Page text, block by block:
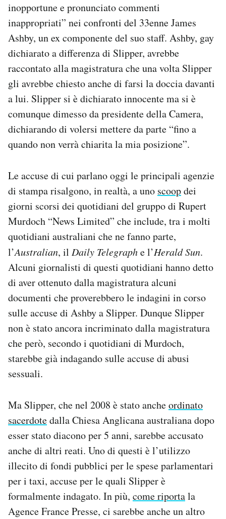
Area Personale
Newsletter
Notifiche mobile
Regala il Post
Hai bisogno di aiuto?
inopportune e pronunciato commenti
inappropriati” nei confronti del 33enne James
Ashby, un ex componente del suo staff. Ashby, gay
dichiarato a differenza di Slipper, avrebbe
raccontato alla magistratura che una volta Slipper
gli avrebbe chiesto anche di farsi la doccia davanti
a lui. Slipper si è dichiarato innocente ma si è
comunque dimesso da presidente della Camera,
dichiarando di volersi mettere da parte “fino a
quando non verrà chiarita la mia posizione”.
Le accuse di cui parlano oggi le principali agenzie
di stampa risalgono, in realtà, a uno scoopdei
giorni scorsi dei quotidiani del gruppo di Rupert
Murdoch “News Limited” che include, tra i molti
quotidiani australiani che ne fanno parte,
l’Australian, il Daily Telegraphe l’Herald Sun.
Alcuni giornalisti di questi quotidiani hanno detto
di aver ottenuto dalla magistratura alcuni
documenti che proverebbero le indagini in corso
sulle accuse di Ashby a Slipper. Dunque Slipper
non è stato ancora incriminato dalla magistratura
che però, secondo i quotidiani di Murdoch,
starebbe già indagando sulle accuse di abusi
sessuali.
Ma Slipper, che nel 2008 è stato ancheordinato
sacerdotedalla Chiesa Anglicana australiana dopo
esser stato diacono per 5 anni, sarebbe accusato
anche di altri reati. Uno di questi è l’utilizzo
illecito di fondi pubblici per le spese parlamentari
per i taxi, accuse per le quali Slipper è
formalmente indagato. In più, come riportala
Agence France Presse, ci sarebbe anche un altro